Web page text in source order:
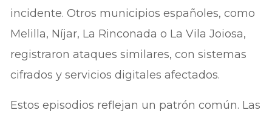
incidente. Otros municipios españoles, como
Melilla, Níjar, La Rinconada o La Vila Joiosa,
registraron ataques similares, con sistemas
cifrados y servicios digitales afectados.
Estos episodios reflejan un patrón común. Las